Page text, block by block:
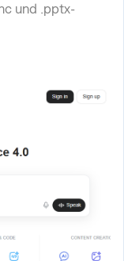
und .pptx-